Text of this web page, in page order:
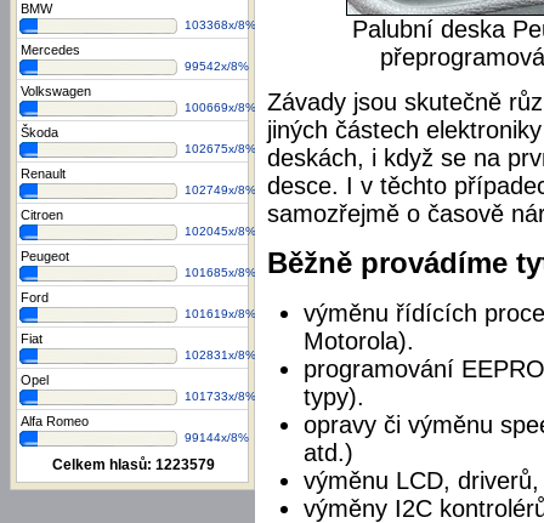
BMW
103368x/8%
Mercedes
99542x/8%
Volkswagen
100669x/8%
Škoda
102675x/8%
Renault
102749x/8%
Citroen
102045x/8%
Peugeot
101685x/8%
Ford
101619x/8%
Fiat
102831x/8%
Opel
101733x/8%
Alfa Romeo
99144x/8%
Celkem hlasů: 1223579
Palubní deska
Závady jsou skutečně
jiných částech
deskách, i když se na
desce. I v těchto
samozřejmě o časově
Běžně provádíme
výměnu řídících
Motorola).
programování
typy).
opravy či výměnu
atd.)
výměnu LCD,
výměny I2C